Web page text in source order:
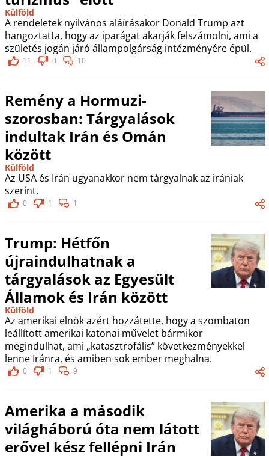
Külföld
A rendeletek nyilvános aláírásakor Donald Trump azt
hangoztatta, hogy az iparágat akarják felszámolni, ami a
születés jogán járó állampolgárság intézményére épül.
11 0 10
Remény a Hormuzi-
szorosban: Tárgyalások
indultak Irán és Omán
között
Külföld
Az USA és Irán ugyanakkor nem tárgyalnak az irániak
szerint.
0 1 1
Trump: Hétfőn
újraindulhatnak a
tárgyalások az Egyesült
Államok és Irán között
Külföld
Az amerikai elnök azért hozzátette, hogy a szombaton
leállított amerikai katonai művelet bármikor
megindulhat, ami „katasztrofális” következményekkel
lenne Iránra, és amiben sok ember meghalna.
0 1 9
Amerika a második
világháború óta nem látott
erővel kész fellépni Irán